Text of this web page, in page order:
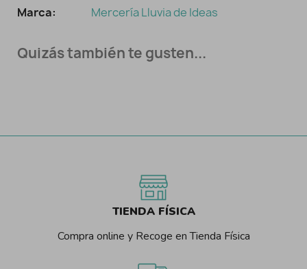
Marca:
Mercería Lluvia de Ideas
Quizás también te gusten...
TIENDA FÍSICA
Compra online y Recoge en Tienda Física